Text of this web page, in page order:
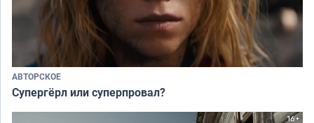
АВТОРСКОЕ
Супергёрл или суперпровал?